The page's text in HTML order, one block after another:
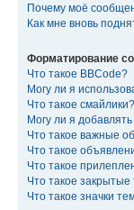
Почему моё
Как мне вновь
Форматирование
Что такое BBCode?
Могу ли я
Что такое смайлики?
Могу ли я
Что такое важные
Что такое
Что такое
Что такое
Что такое значки